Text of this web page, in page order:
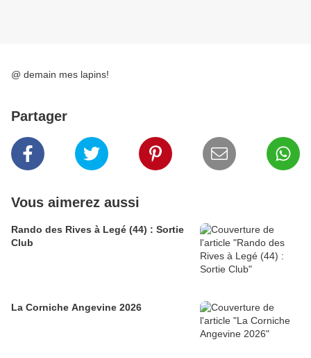
@ demain mes lapins!
Partager
Vous aimerez aussi
Rando des Rives à Legé (44) : Sortie
Club
La Corniche Angevine 2026